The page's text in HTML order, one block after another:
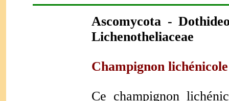
Ascomycota -
Lichenotheliaceae
Champignon
Ce champignon